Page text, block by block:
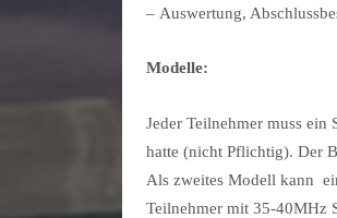
– Auswertung,
Modelle:
Jeder Teilnehmer muss
hatte (nicht Pflichtig). Der
Als zweites Modell kann
Teilnehmer mit 35-40MHz